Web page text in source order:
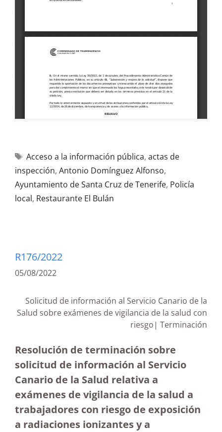
Acceso a la información pública, actas de
inspección, Antonio Domínguez Alfonso,
Ayuntamiento de Santa Cruz de Tenerife, Policía
local, Restaurante El Bulán
R176/2022
05/08/2022
Solicitud de información al Servicio Canario de la
Salud sobre exámenes de vigilancia de la salud con
riesgo| Terminación
Resolución de terminación sobre
solicitud de información al Servicio
Canario de la Salud relativa a
exámenes de vigilancia de la salud a
trabajadores con riesgo de exposición
a radiaciones ionizantes y a